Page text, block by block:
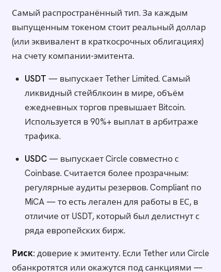
Самый распространённый тип. За каждым
выпущенным токеном стоит реальный доллар
(или эквивалент в краткосрочных облигациях)
на счету компании-эмитента.
USDT — выпускает Tether Limited. Самый
ликвидный стейблкоин в мире, объём
ежедневных торгов превышает Bitcoin.
Используется в 90%+ выплат в арбитраже
трафика.
USDC— выпускает Circle совместно с
Coinbase. Считается более прозрачным:
регулярные аудиты резервов. Compliant по
MiCA — то есть легален для работы в ЕС, в
отличие от USDT, который был делистнут с
ряда европейских бирж.
Риск: доверие к эмитенту. Если Tether или Circle
обанкротятся или окажутся под санкциями —